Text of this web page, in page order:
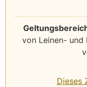
von Leinen- und
Dieses